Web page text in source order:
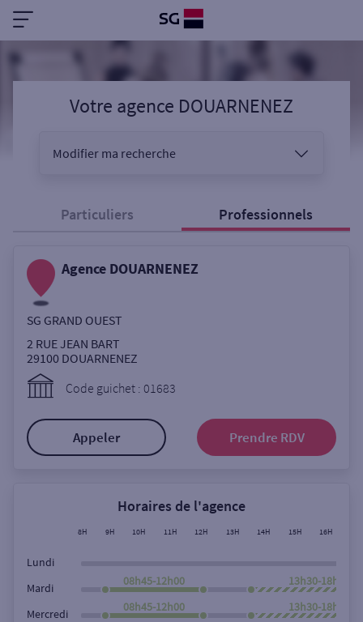
Votre agence DOUARNENEZ
Modifier ma recherche
Sélectionnez votre recherche
Ouverte le samedi
ou
Rue
Particuliers Professionnels
Agence DOUARNENEZ
SG GRAND OUEST
2 RUE JEAN BART
29100 DOUARNENEZ
Code guichet : 01683
Appeler Prendre RDV
Horaires de l'agence
8H 9H 10H 11H 12H 13H 14H 15H 16H
Lundi
Mardi
08h45-12h00 13h30-18h00
Mercredi
08h45-12h00 13h30-18h00